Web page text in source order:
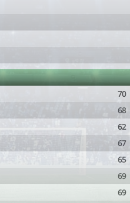
70
68
62
67
65
69
69